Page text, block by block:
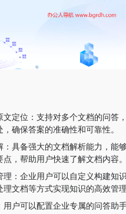
文定位：支持对多个文档的问答
确保答案的准确性和可靠性。
：具备强大的文档解析能力，能
，帮助用户快速了解文档内容。
理：企业用户可以自定义构建知
文档等方式实现知识的高效管理
用户可以配置企业专属的问答助